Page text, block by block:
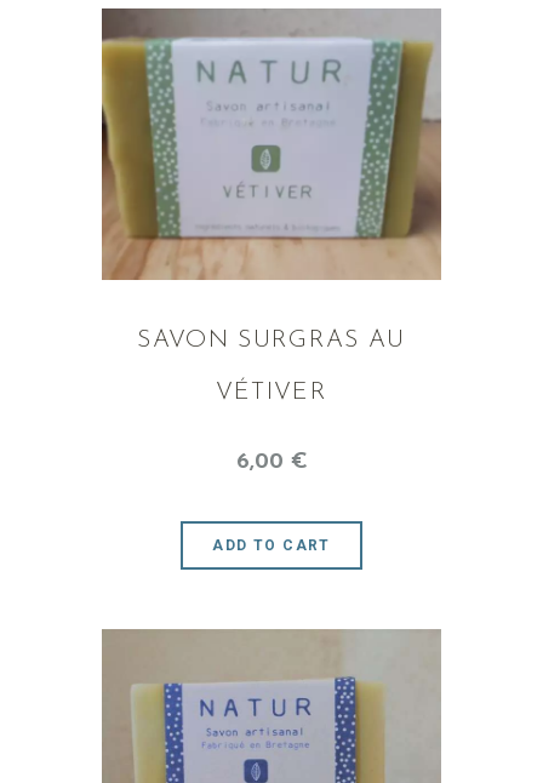
SAVON SURGRAS AU
VÉTIVER
6,00 €
ADD TO CART